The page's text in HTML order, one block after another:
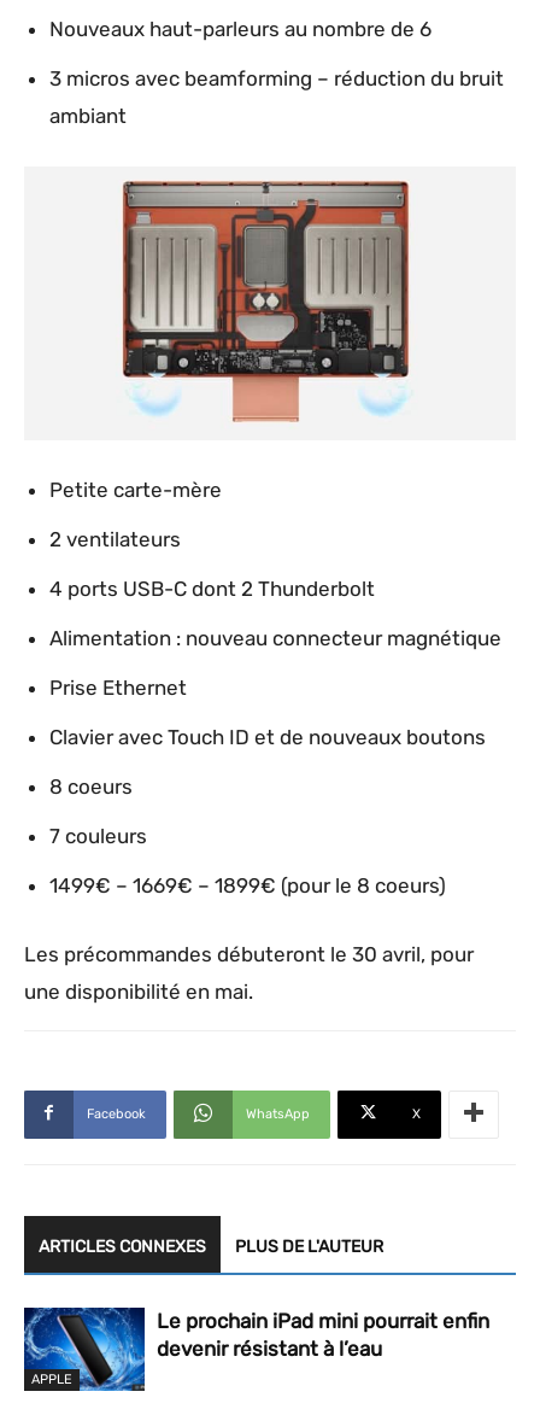
Nouveaux haut-parleurs au nombre de 6
3 micros avec beamforming – réduction du bruit
ambiant
Petite carte-mère
2 ventilateurs
4 ports USB-C dont 2 Thunderbolt
Alimentation : nouveau connecteur magnétique
Prise Ethernet
Clavier avec Touch ID et de nouveaux boutons
8 coeurs
7 couleurs
1499€ – 1669€ – 1899€ (pour le 8 coeurs)
Les précommandes débuteront le 30 avril, pour
une disponibilité en mai.
Facebook WhatsApp X
ARTICLES CONNEXES PLUS DE L'AUTEUR
APPLE
Le prochain iPad mini pourrait enfin
devenir résistant à l’eau